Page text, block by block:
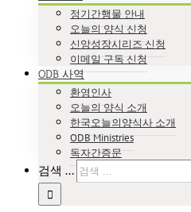
정기간행물 안내
오늘의 양식 신청
신앙성장시리즈 신청
이메일 구독 신청
ODB 사역
환영인사
오늘의 양식 소개
한국오늘의양식사 소개
ODB Ministries
독자간증문
검색 ...